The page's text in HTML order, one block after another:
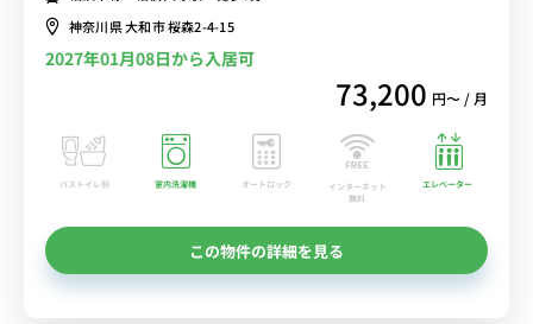
神奈川県 大和市 桜森2-4-15
2027年01月08日から入居可
73,200 円〜 / 月
バストイレ別 室内洗濯機 オートロック
インターネット
無料
エレベーター
この物件の詳細を見る